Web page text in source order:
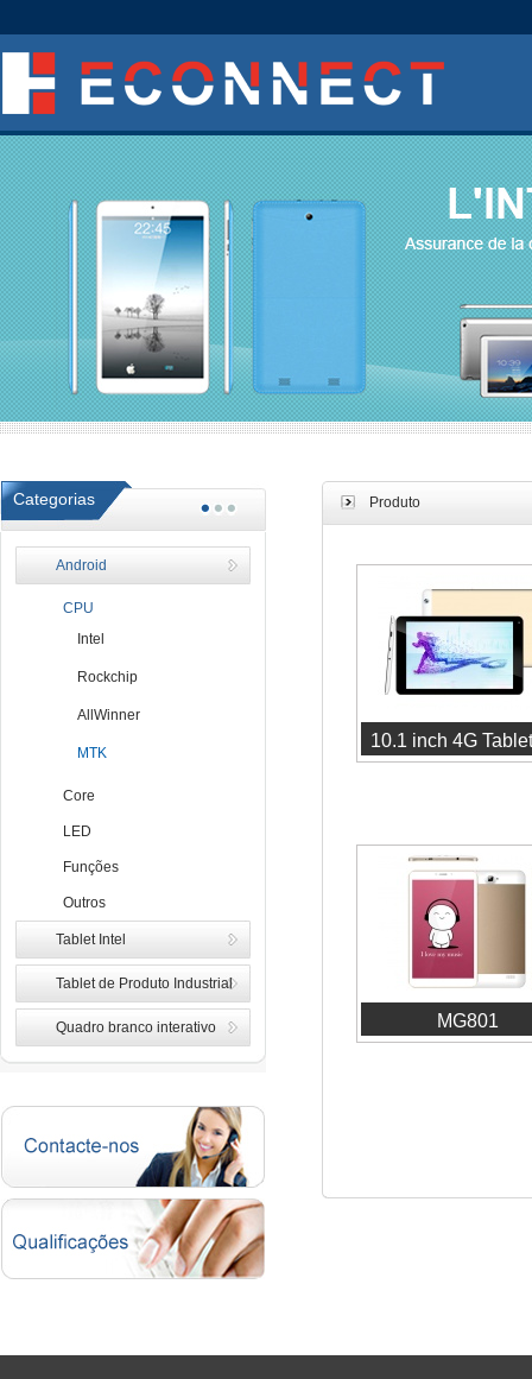
Categorias
Android
CPU
Intel
Rockchip
AllWinner
MTK
Core
LED
Funções
Outros
Tablet Intel
Tablet de Produto Industrial
Quadro branco interativo
Produto
10.1 inch 4G
MG801